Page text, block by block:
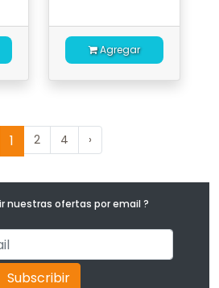
Agregar
1 2 4 ›
nuestras ofertas por email ?
Subscribir